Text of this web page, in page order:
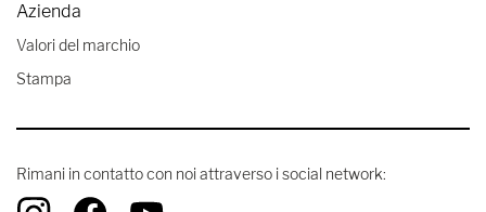
Azienda
Valori del marchio
Stampa
Rimani in contatto con noi attraverso i social network: